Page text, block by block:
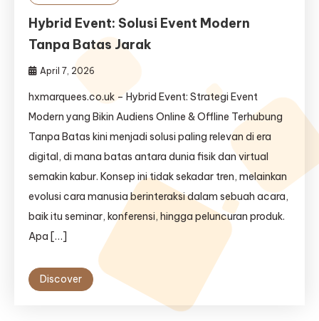
Hybrid Event: Solusi Event Modern
Tanpa Batas Jarak
April 7, 2026
hxmarquees.co.uk – Hybrid Event: Strategi Event
Modern yang Bikin Audiens Online & Offline Terhubung
Tanpa Batas kini menjadi solusi paling relevan di era
digital, di mana batas antara dunia fisik dan virtual
semakin kabur. Konsep ini tidak sekadar tren, melainkan
evolusi cara manusia berinteraksi dalam sebuah acara,
baik itu seminar, konferensi, hingga peluncuran produk.
Apa […]
Discover